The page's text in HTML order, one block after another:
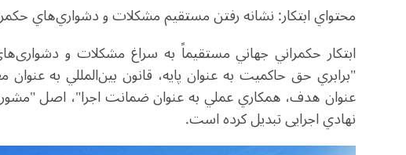
محتواي ابتكار: نشانه رفتن مستقيم مشکلات و دشواري‌هاي
ابتكار حكمراني جهاني مستقيماً به سراغ مشکلات و دشواری‌های
"برابري حق حاكميت به عنوان پايه، قانون بين‌المللي به عنوان
عنوان هدف، همكاري عملي‌ به عنوان ضمانت اجرا"، اصل
نهادي اجرایی تبديل كرده است.